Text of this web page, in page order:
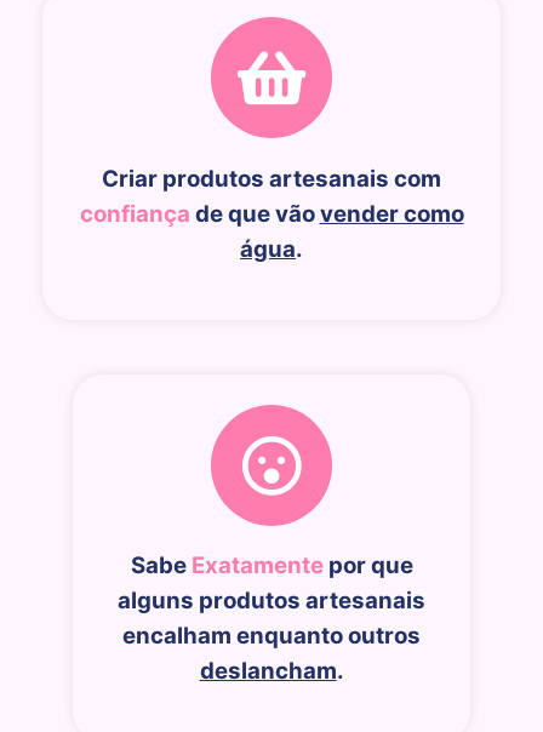
Criar produtos artesanais com
confiança de que vãovender como
água.
Sabe Exatamente por que
alguns produtos artesanais
encalham enquanto outros
deslancham.